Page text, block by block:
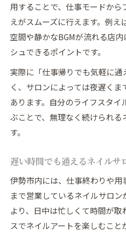
用することで、仕事モードか
えがスムーズに行えます。例え
空間や静かなBGMが流れる店
シュできるポイントです。
実際に「仕事帰りでも気軽に
く、サロンによっては夜遅く
あります。自分のライフスタ
ぶことで、無理なく続けられる
す。
遅い時間でも通えるネイルサ
伊勢市内には、仕事終わりや用
まで営業しているネイルサロ
より、日中は忙しくて時間が
スでネイルアートを楽しむこと